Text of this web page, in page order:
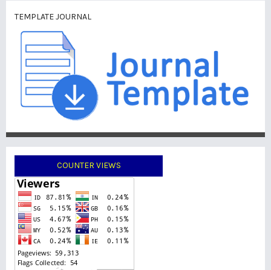
TEMPLATE JOURNAL
COUNTER VIEWS